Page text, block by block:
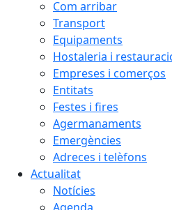
Com arribar
Transport
Equipaments
Hostaleria i
Empreses i comerços
Entitats
Festes i fires
Agermanaments
Emergències
Adreces i telèfons
Actualitat
Notícies